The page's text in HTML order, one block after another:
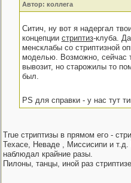
Автор: коллега
Ситич, ну вот я надергал
концепции стриптиз-клуба.
менсклабы со стриптизной
моделью. Возможно, сейчас
вывозит, но старожилы то
был.
РS для справки - у нас тут
True стриптизы в прямом его -
Техасе, Неваде , Миссисипи и
наблюдал крайние разы.
Пилоны, танцы, иной раз